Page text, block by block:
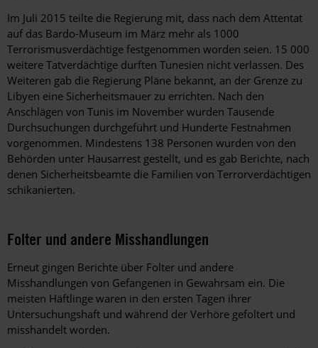
Im Juli 2015 teilte die Regierung mit, dass nach dem Attentat
auf das Bardo-Museum im März mehr als 1000
Terrorismusverdächtige festgenommen worden seien. 15 000
weitere Tatverdächtige durften Tunesien nicht verlassen. Des
Weiteren gab die Regierung Pläne bekannt, an der Grenze zu
Libyen eine Sicherheitsmauer zu errichten. Nach den
Anschlägen von Tunis im November wurden Tausende
Durchsuchungen durchgeführt und Hunderte Festnahmen
vorgenommen. Mindestens 138 Personen wurden von den
Behörden unter Hausarrest gestellt, und es gab Berichte, nach
denen Sicherheitsbeamte die Familien von Terrorverdächtigen
schikanierten.
Folter und andere Misshandlungen
Erneut gingen Berichte über Folter und andere
Misshandlungen von Gefangenen in Gewahrsam ein. Die
meisten Häftlinge waren in den ersten Tagen ihrer
Untersuchungshaft und während der Verhöre gefoltert und
misshandelt worden.